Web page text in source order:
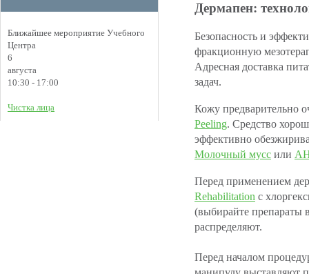
Ближайшее мероприятие Учебного
Центра
6
августа
10:30 - 17:00
Чистка лица
Дермапен:
Безопасность и
фракционную
Адресная доставка
задач.
Кожу предварительно
Peeling. Средство
эффективно
Молочный мусс или
Перед применением
Rehabilitation с
(выбирайте препараты
распределяют.
Перед началом